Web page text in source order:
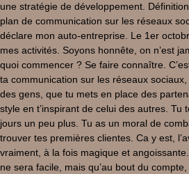
une stratégie de développement.
plan de communication sur les réseaux
déclare mon auto-entreprise. Le 1er
mes activités. Soyons honnête, on n’est
quoi commencer ? Se faire connaître.
ta communication sur les réseaux
des gens, que tu mets en place des
style en t’inspirant de celui des autres. Tu
jours un peu plus. Tu as un moral de
trouver tes premières clientes. Ca y est,
vraiment, à la fois magique et
ne sera facile, mais qu’au bout du